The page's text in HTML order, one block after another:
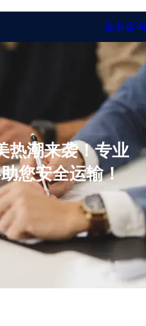
业务咨询
热潮来袭！专业
您安全运输！